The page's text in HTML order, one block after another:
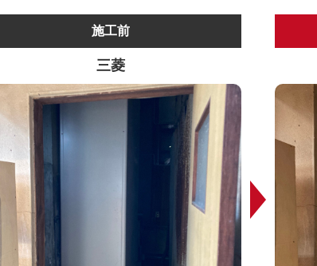
施工前
三菱